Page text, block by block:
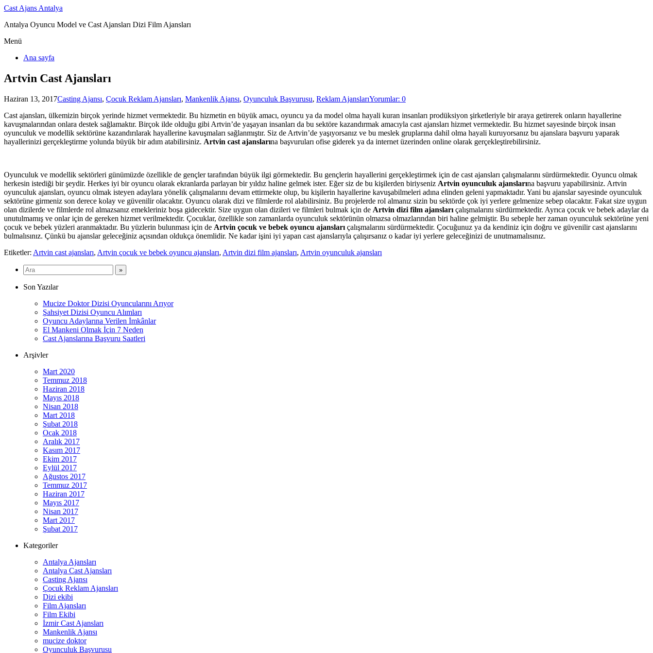
Cast Ajans Antalya
Antalya Oyuncu Model ve Cast Ajansları Dizi Film Ajansları
Menü
Ana sayfa
Artvin Cast Ajansları
Haziran 13, 2017Casting Ajansı, Çocuk Reklam Ajansları, Mankenlik Ajansı, Oyunculuk Başvurusu, Reklam AjanslarıYorumlar: 0
Cast ajansları, ülkemizin birçok yerinde hizmet vermektedir. Bu hizmetin en büyük amacı, oyuncu ya da model olma hayali kuran insanları prodüksiyon şirketleriyle bir araya getirerek onların hayallerine
kavuşmalarından onlara destek sağlamaktır. Birçok ilde olduğu gibi Artvin’de yaşayan insanları da bu sektöre kazandırmak amacıyla cast ajansları hizmet vermektedir. Bu hizmet sayesinde birçok insan
oyunculuk ve modellik sektörüne kazandırılarak hayallerine kavuşmaları sağlanmıştır. Siz de Artvin’de yaşıyorsanız ve bu meslek gruplarına dahil olma hayali kuruyorsanız bu ajanslara başvuru yaparak
hayallerinizi gerçekleştirme yolunda büyük bir adım atabilirsiniz. Artvin cast ajanslarına başvuruları ofise giderek ya da internet üzerinden online olarak gerçekleştirebilirsiniz.
Oyunculuk ve modellik sektörleri günümüzde özellikle de gençler tarafından büyük ilgi görmektedir. Bu gençlerin hayallerini gerçekleştirmek için de cast ajansları çalışmalarını sürdürmektedir. Oyuncu olmak
herkesin istediği bir şeydir. Herkes iyi bir oyuncu olarak ekranlarda parlayan bir yıldız haline gelmek ister. Eğer siz de bu kişilerden biriyseniz Artvin oyunculuk ajanslarına başvuru yapabilirsiniz. Artvin
oyunculuk ajansları, oyuncu olmak isteyen adaylara yönelik çalışmalarını devam ettirmekte olup, bu kişilerin hayallerine kavuşabilmeleri adına elinden geleni yapmaktadır. Yani bu ajanslar sayesinde oyunculuk
sektörüne girmeniz son derece kolay ve güvenilir olacaktır. Oyuncu olarak dizi ve filmlerde rol alabilirsiniz. Bu projelerde rol almanız sizin bu sektörde çok iyi yerlere gelmenize sebep olacaktır. Fakat size uygun
olan dizilerde ve filmlerde rol almazsanız emekleriniz boşa gidecektir. Size uygun olan dizileri ve filmleri bulmak için de Artvin dizi film ajansları çalışmalarını sürdürmektedir. Ayrıca çocuk ve bebek adaylar da
unutulmamış ve onlar için de gereken hizmet verilmektedir. Çocuklar, özellikle son zamanlarda oyunculuk sektörünün olmazsa olmazlarından biri haline gelmiştir. Bu sebeple her zaman oyunculuk sektörüne yeni
çocuk ve bebek yüzleri aranmaktadır. Bu yüzlerin bulunması için de Artvin çocuk ve bebek oyuncu ajansları çalışmalarını sürdürmektedir. Çocuğunuz ya da kendiniz için doğru ve güvenilir cast ajanslarını
bulmalısınız. Çünkü bu ajanslar geleceğiniz açısından oldukça önemlidir. Ne kadar işini iyi yapan cast ajanslarıyla çalışırsanız o kadar iyi yerlere geleceğinizi de unutmamalısınız.
Etiketler: Artvin cast ajansları, Artvin çocuk ve bebek oyuncu ajansları, Artvin dizi film ajansları, Artvin oyunculuk ajansları
Son Yazılar
Mucize Doktor Dizisi Oyuncularını Arıyor
Şahsiyet Dizisi Oyuncu Alımları
Oyuncu Adaylarına Verilen İmkânlar
El Mankeni Olmak İçin 7 Neden
Cast Ajanslarına Başvuru Saatleri
Arşivler
Mart 2020
Temmuz 2018
Haziran 2018
Mayıs 2018
Nisan 2018
Mart 2018
Şubat 2018
Ocak 2018
Aralık 2017
Kasım 2017
Ekim 2017
Eylül 2017
Ağustos 2017
Temmuz 2017
Haziran 2017
Mayıs 2017
Nisan 2017
Mart 2017
Şubat 2017
Kategoriler
Antalya Ajansları
Antalya Cast Ajansları
Casting Ajansı
Çocuk Reklam Ajansları
Dizi ekibi
Film Ajansları
Film Ekibi
İzmir Cast Ajansları
Mankenlik Ajansı
mucize doktor
Oyunculuk Başvurusu